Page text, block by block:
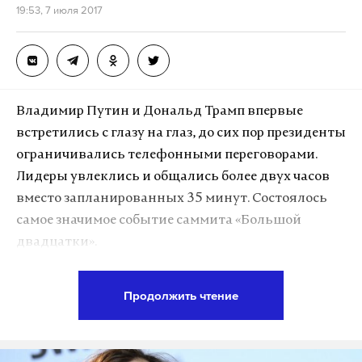
Ранее, 7 июля, пресс-служба Минобороны
провокацию и отомстить за гибель мирных
жителей села Алханлы».
19:53, 7 июля 2017
Владимир Путин и Дональд Трамп впервые
встретились с глазу на глаз, до сих пор президенты
ограничивались телефонными переговорами.
Лидеры увлеклись и общались более двух часов
вместо запланированных 35 минут. Состоялось
самое значимое событие саммита «Большой
двадцатки».
Подпишитесь на Daily Storm в
А еще мы есть вTelegram,ДзениVK.
Продолжить чтение